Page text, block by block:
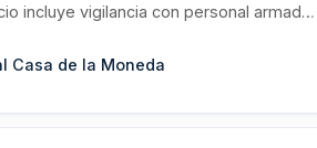
incluye vigilancia con personal armado,
restringido conforme a la
Casa de la Moneda